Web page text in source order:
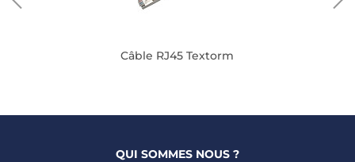
Câble RJ45 Textorm
QUI SOMMES NOUS ?